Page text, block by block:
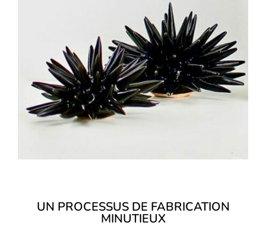
UN PROCESSUS DE FABRICATION
MINUTIEUX